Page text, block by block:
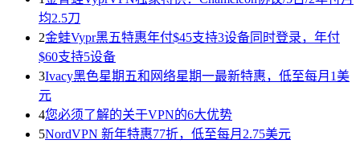
均2.5刀
2金蛙Vypr黑五特惠年付$45支持3设备同时登录，年付
$60支持5设备
3Ivacy黑色星期五和网络星期一最新特惠，低至每月1美
元
4您必须了解的关于VPN的6大优势
5NordVPN 新年特惠77折，低至每月2.75美元